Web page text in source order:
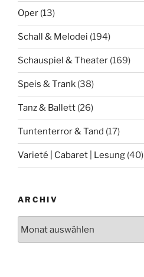
Oper (13)
Schall & Melodei (194)
Schauspiel & Theater (169)
Speis & Trank (38)
Tanz & Ballett (26)
Tuntenterror & Tand (17)
Varieté | Cabaret | Lesung (40)
ARCHIV